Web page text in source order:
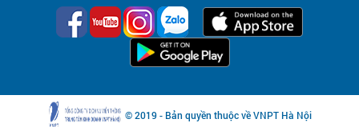
© 2019 - Bản quyền thuộc về VNPT Hà Nội